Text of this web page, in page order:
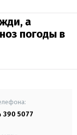
а
погоды в
390 5077